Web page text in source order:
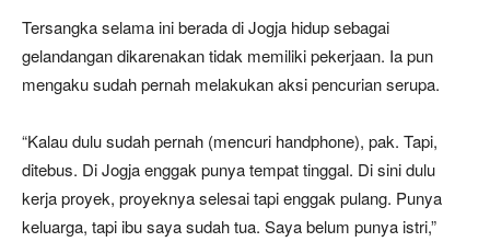
Tersangka selama ini berada di Jogja hidup sebagai
gelandangan dikarenakan tidak memiliki pekerjaan. Ia pun
mengaku sudah pernah melakukan aksi pencurian serupa.
“Kalau dulu sudah pernah (mencuri handphone), pak. Tapi,
ditebus. Di Jogja enggak punya tempat tinggal. Di sini dulu
kerja proyek, proyeknya selesai tapi enggak pulang. Punya
keluarga, tapi ibu saya sudah tua. Saya belum punya istri,”